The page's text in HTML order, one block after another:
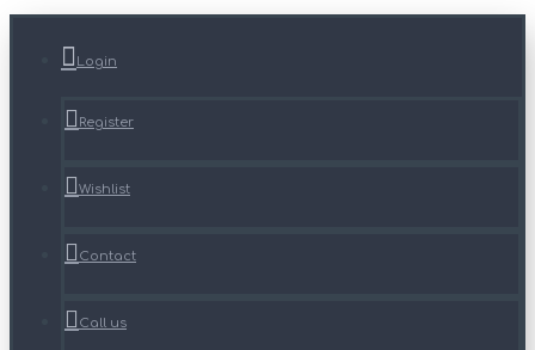
Login
Register
Wishlist
Contact
Call us